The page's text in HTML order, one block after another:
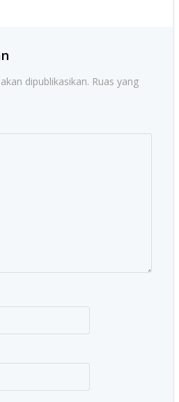
dipublikasikan. Ruas yang